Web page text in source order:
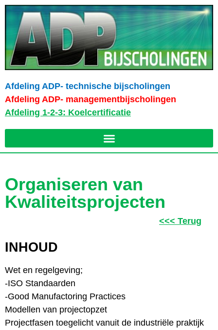
Afdeling ADP- technische bijscholingen
Afdeling ADP- managementbijscholingen
Afdeling 1-2-3: Koelcertificatie
Organiseren van
Kwaliteitsprojecten
<<< Terug
INHOUD
Wet en regelgeving;
-ISO Standaarden
-Good Manufactoring Practices
Modellen van projectopzet
Projectfasen toegelicht vanuit de industriële praktijk